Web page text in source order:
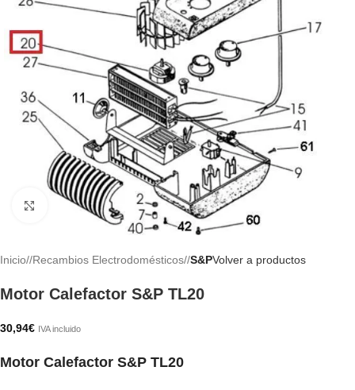
Haga clic para ampliar
Inicio/ Recambios Electrodomésticos/ S&PVolver a productos
Motor Calefactor S&P TL20
30,94€ IVA incluido
Motor Calefactor S&P TL20